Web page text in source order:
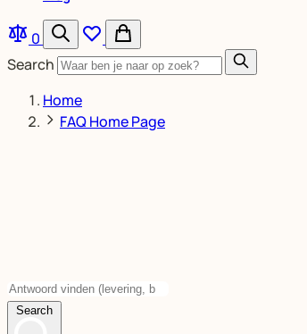
0
Search
Home
FAQ Home Page
Search